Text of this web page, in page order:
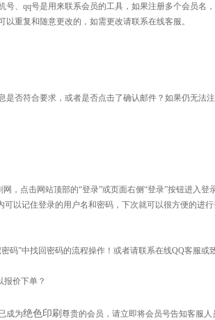
号、qq号是用来联系会员的工具，如果注册多个会员名
以重复和随意更改的，如需更改请联系在线客服。
是否符合要求，或者是否点击了确认邮件？如果仍无法
网，点击网站顶部的“登录”或页面右侧“登录”按钮进入
可以记住登录的用户名和密码，下次就可以很方便的进
码”中找回密码的流程操作！或者请联系在线QQ客服或
报价下单？
成为绝色印刷 尊贵的会员，请立即将会员号告知客服